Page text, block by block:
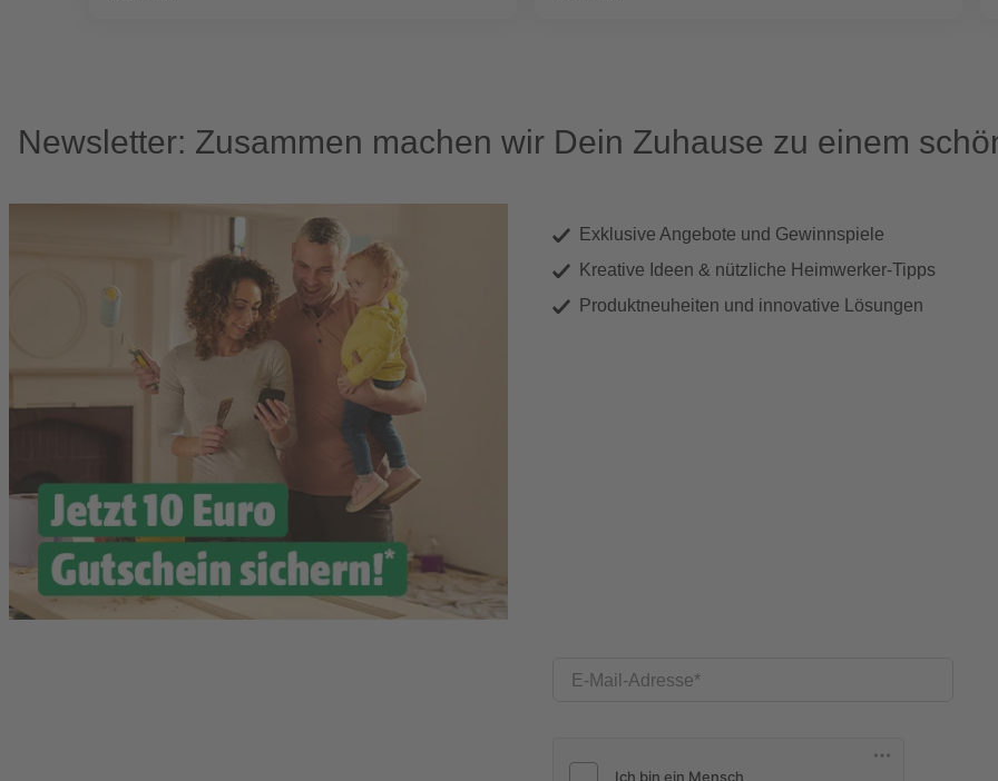
Newsletter: Zusammen machen wir Dein Zuhause zu einem
Exklusive Angebote und Gewinnspiele
Kreative Ideen & nützliche Heimwerker-Tipps
Produktneuheiten und innovative Lösungen
E-Mail-Adresse